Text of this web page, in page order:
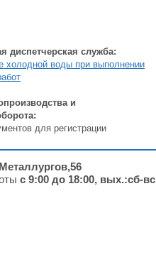
диспетчерская служба:
холодной воды при выполнении
и
для регистрации
с 9:00 до 18:00, вых.:сб-вс